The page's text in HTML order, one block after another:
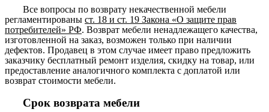
Все вопросы по возврату некачественной мебели
регламентированы ст. 18 и ст. 19 Закона «О защите прав
потребителей» РФ. Возврат мебели ненадлежащего качества,
изготовленной на заказ, возможен только при наличии
дефектов. Продавец в этом случае имеет право предложить
заказчику бесплатный ремонт изделия, скидку на товар, или
предоставление аналогичного комплекта с доплатой или
возврат стоимости мебели.
Срок возврата мебели